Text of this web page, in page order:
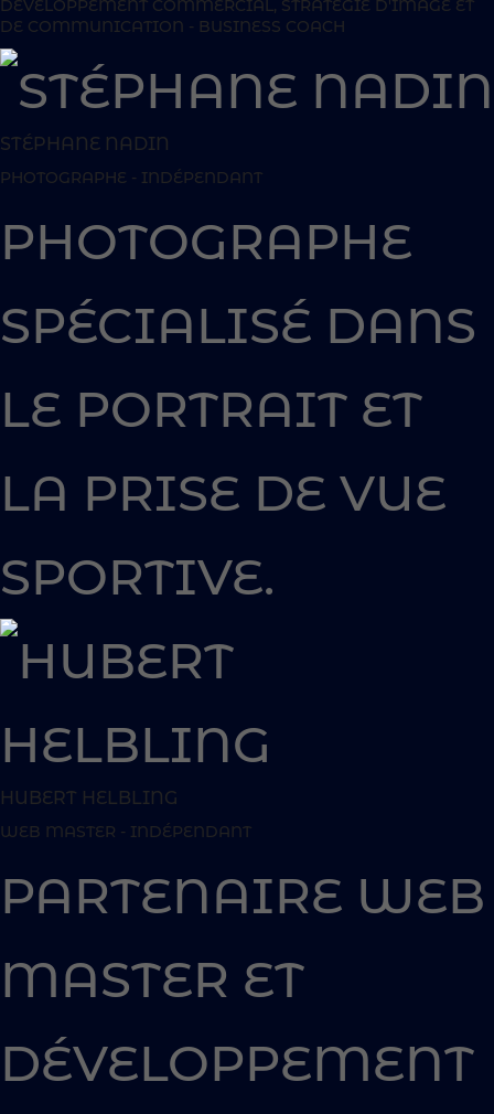
DÉVELOPPEMENT COMMERCIAL, STRATÉGIE D'IMAGE ET
DE COMMUNICATION - BUSINESS COACH
STÉPHANE NADIN
PHOTOGRAPHE - INDÉPENDANT
PHOTOGRAPHE
SPÉCIALISÉ DANS
LE PORTRAIT ET
LA PRISE DE VUE
SPORTIVE.
HUBERT HELBLING
WEB MASTER - INDÉPENDANT
PARTENAIRE WEB
MASTER ET
DÉVELOPPEMENT